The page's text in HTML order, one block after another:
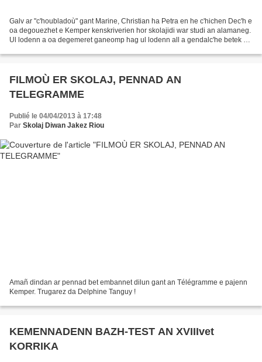
Galv ar "c'houbladoù" gant Marine, Christian ha Petra en he c'hichen Dec'h e
oa degouezhet e Kemper kenskriverien hor skolajidi war studi an alamaneg.
Ul lodenn a oa degemeret ganeomp hag ul lodenn all a gendalc'he betek ar
FILMOÙ ER SKOLAJ, PENNAD AN
TELEGRAMME
Publié le 04/04/2013 à 17:48
Par Skolaj Diwan Jakez Riou
Amañ dindan ar pennad bet embannet dilun gant an Télégramme e pajenn
Kemper. Trugarez da Delphine Tanguy !
KEMENNADENN BAZH-TEST AN XVIIIvet
KORRIKA